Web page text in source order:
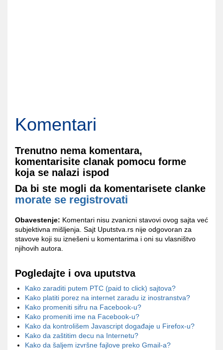
Komentari
Trenutno nema komentara,
komentarisite clanak pomocu forme
koja se nalazi ispod
Da bi ste mogli da komentarisete clanke
morate se registrovati
Obavestenje: Komentari nisu zvanicni stavovi ovog sajta već
subjektivna mišljenja. Sajt Uputstva.rs nije odgovoran za
stavove koji su iznešeni u komentarima i oni su vlasništvo
njihovih autora.
Pogledajte i ova uputstva
Kako zaraditi putem PTC (paid to click) sajtova?
Kako platiti porez na internet zaradu iz inostranstva?
Kako promeniti sifru na Facebook-u?
Kako promeniti ime na Facebook-u?
Kako da kontrolišem Javascript događaje u Firefox-u?
Kako da zaštitim decu na Internetu?
Kako da šaljem izvršne fajlove preko Gmail-a?